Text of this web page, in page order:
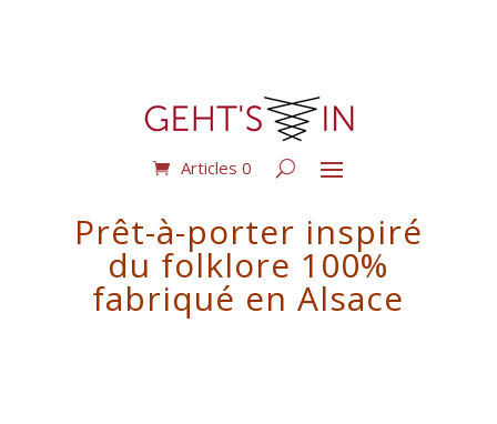
Articles 0
Prêt-à-porter inspiré
du folklore 100%
fabriqué en Alsace